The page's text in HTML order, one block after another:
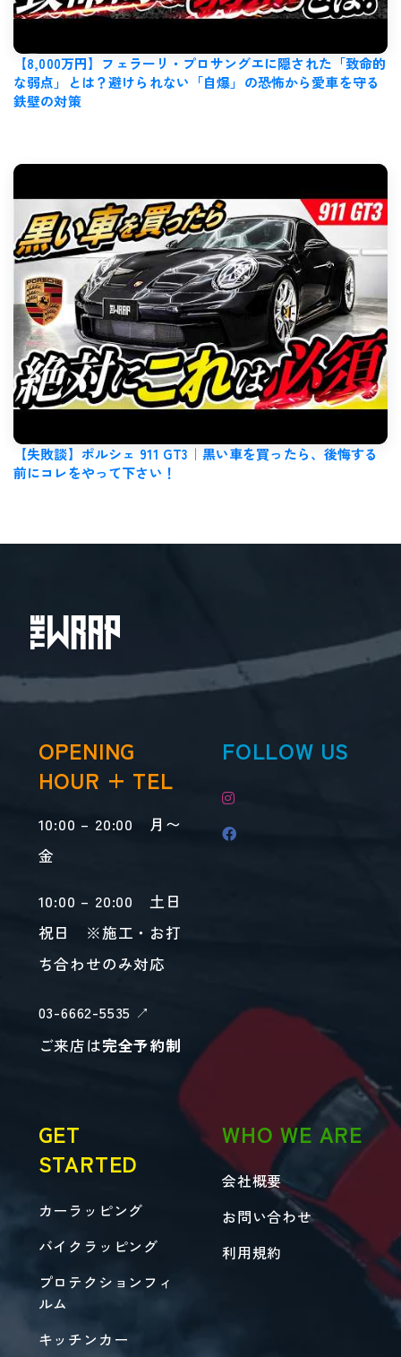
【8,000万円】フェラーリ・プロサングエに隠された「致命的
な弱点」とは？避けられない「自爆」の恐怖から愛車を守る
鉄壁の対策
【失敗談】ポルシェ 911 GT3｜黒い車を買ったら、後悔する
前にコレをやって下さい！
OPENING
HOUR + TEL
10:00 – 20:00 月〜
金
10:00 – 20:00 土日
祝日 ※施工・お打
ち合わせのみ対応
03-6662-5535 ↗︎
ご来店は完全予約制
FOLLOW US
GET
STARTED
カーラッピング
バイクラッピング
プロテクションフィ
ルム
キッチンカー
WHO WE ARE
会社概要
お問い合わせ
利用規約